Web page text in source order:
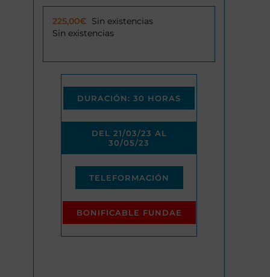
225,00€ Sin existencias
Sin existencias
DURACIÓN: 30 HORAS
DEL 21/03/23 AL
30/05/23
TELEFORMACIÓN
BONIFICABLE FUNDAE